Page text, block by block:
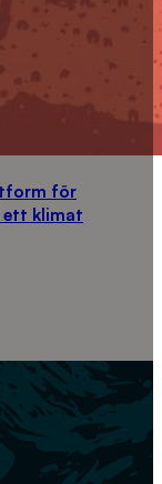
för
ett klimat